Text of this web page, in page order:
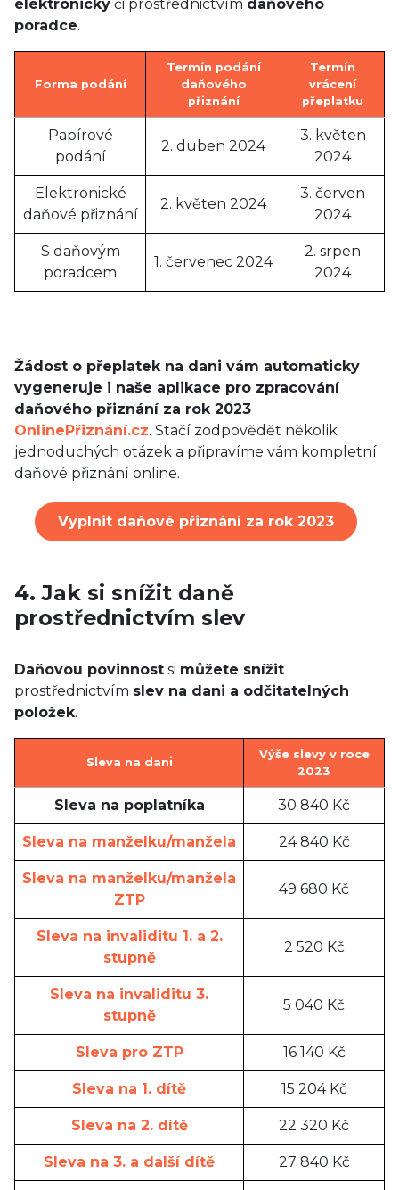
elektronicky či prostřednictvím daňového
poradce.
Forma podání
Termín podání
daňového
přiznání
Termín
vrácení
přeplatku
Papírové
podání
2. duben 2024
3. květen
2024
Elektronické
daňové přiznání
2. květen 2024
3. červen
2024
S daňovým
poradcem
1. červenec 2024
2. srpen
2024
Žádost o přeplatek na dani vám automaticky
vygeneruje i naše aplikace pro zpracování
daňového přiznání za rok 2023
OnlinePřiznání.cz. Stačí zodpovědět několik
jednoduchých otázek a připravíme vám kompletní
daňové přiznání online.
Vyplnit daňové přiznání za rok 2023
4. Jak si snížit daně
prostřednictvím slev
Daňovou povinnost si můžete snížit
prostřednictvím slev na dani a odčitatelných
položek.
Sleva na dani
Výše slevy v roce
2023
Sleva na poplatníka 30 840 Kč
Sleva na manželku/manžela 24 840 Kč
Sleva na manželku/manžela
ZTP
49 680 Kč
Sleva na invaliditu 1. a 2.
stupně
2 520 Kč
Sleva na invaliditu 3.
stupně
5 040 Kč
Sleva pro ZTP 16 140 Kč
Sleva na 1. dítě 15 204 Kč
Sleva na 2. dítě 22 320 Kč
Sleva na 3. a další dítě 27 840 Kč